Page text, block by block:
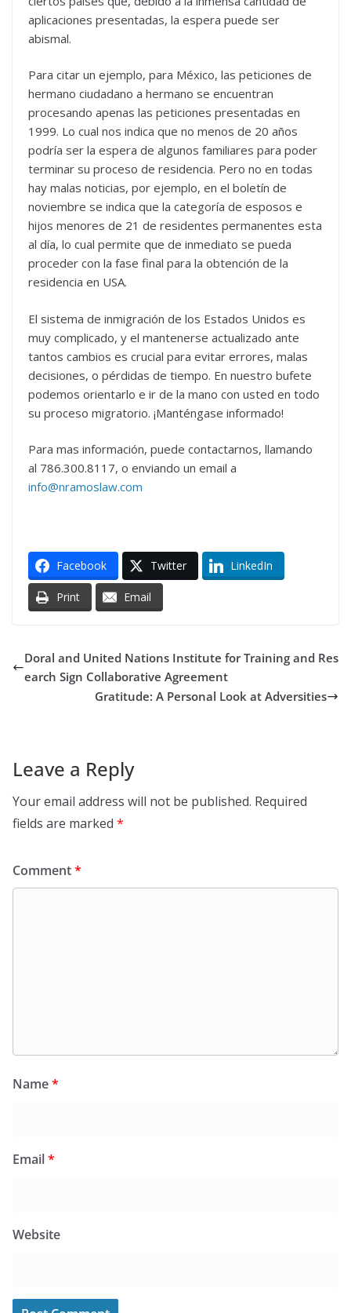
aplicaciones presentadas, la espera puede ser
abismal.
Para citar un ejemplo, para México, las peticiones de
hermano ciudadano a hermano se encuentran
procesando apenas las peticiones presentadas en
1999. Lo cual nos indica que no menos de 20 años
podría ser la espera de algunos familiares para poder
terminar su proceso de residencia. Pero no en todas
hay malas noticias, por ejemplo, en el boletín de
noviembre se indica que la categoría de esposos e
hijos menores de 21 de residentes permanentes esta
al día, lo cual permite que de inmediato se pueda
proceder con la fase final para la obtención de la
residencia en USA.
El sistema de inmigración de los Estados Unidos es
muy complicado, y el mantenerse actualizado ante
tantos cambios es crucial para evitar errores, malas
decisiones, o pérdidas de tiempo. En nuestro bufete
podemos orientarlo e ir de la mano con usted en todo
su proceso migratorio. ¡Manténgase informado!
Para mas información, puede contactarnos, llamando
al 786.300.8117, o enviando un email a
info@nramoslaw.com
Facebook Twitter LinkedIn
Print Email
Doral and United Nations Institute for Training and Res
earch Sign Collaborative Agreement
Gratitude: A Personal Look at Adversities
Leave a Reply
Your email address will not be published. Required
fields are marked *
Comment*
Name*
Email*
Website